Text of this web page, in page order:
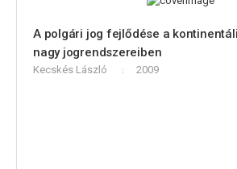
A polgári jog fejlődése a
nagy jogrendszereiben
Kecskés László 2009